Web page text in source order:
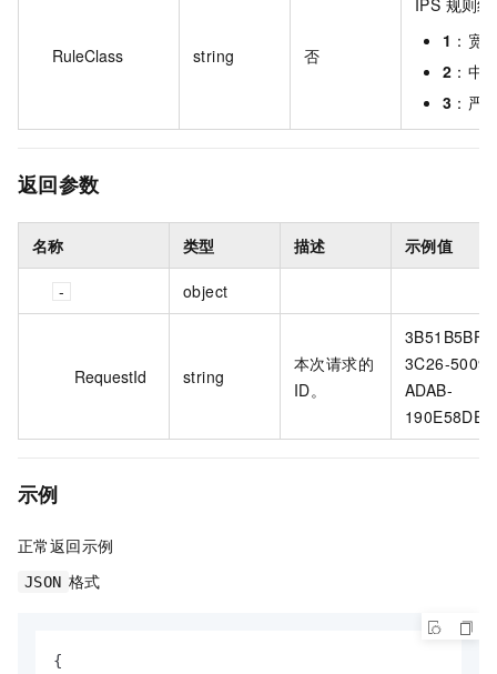
RuleClass string 否
1 ：宽
2 ：中
3 ：严
返回参数
名称 类型 描述 示例值
object
RequestId string
本次请求的
ID。
3B51B5BF-
3C26-5009-
ADAB-
示例
正常返回示例
JSON 格式
{